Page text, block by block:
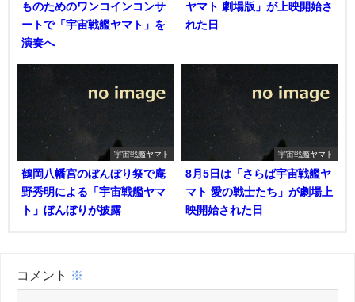
ものためのワンコインコンサ
ートで「宇宙戦艦ヤマト」を
演奏へ
ヤマト 劇場版」が上映開始さ
れた日
宇宙戦艦ヤマト
鶴岡八幡宮のぼんぼり祭で庵
野秀明による「宇宙戦艦ヤマ
ト」ぼんぼりが披露
宇宙戦艦ヤマト
8月5日は「さらば宇宙戦艦ヤ
マト 愛の戦士たち」が劇場上
映開始された日
コメント ※